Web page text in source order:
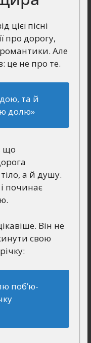
цієї пісні
про дорогу,
Але
це не про те.
та й
долю»
що
а й душу.
починає
Він не
свою
поб’ю-